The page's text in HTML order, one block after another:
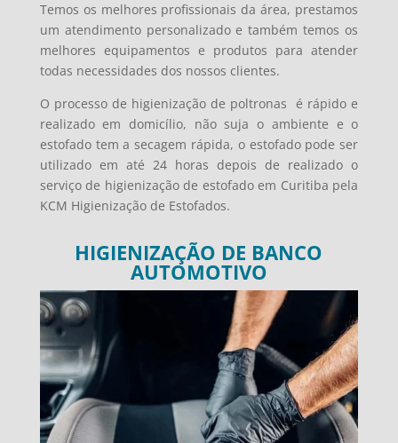
Temos os melhores profissionais da área, prestamos
um atendimento personalizado e também temos os
melhores equipamentos e produtos para atender
todas necessidades dos nossos clientes.
O processo de higienização de poltronas é rápido e
realizado em domicílio, não suja o ambiente e o
estofado tem a secagem rápida, o estofado pode ser
utilizado em até 24 horas depois de realizado o
serviço de higienização de estofado em Curitiba pela
KCM Higienização de Estofados.
HIGIENIZAÇÃO DE BANCO
AUTOMOTIVO